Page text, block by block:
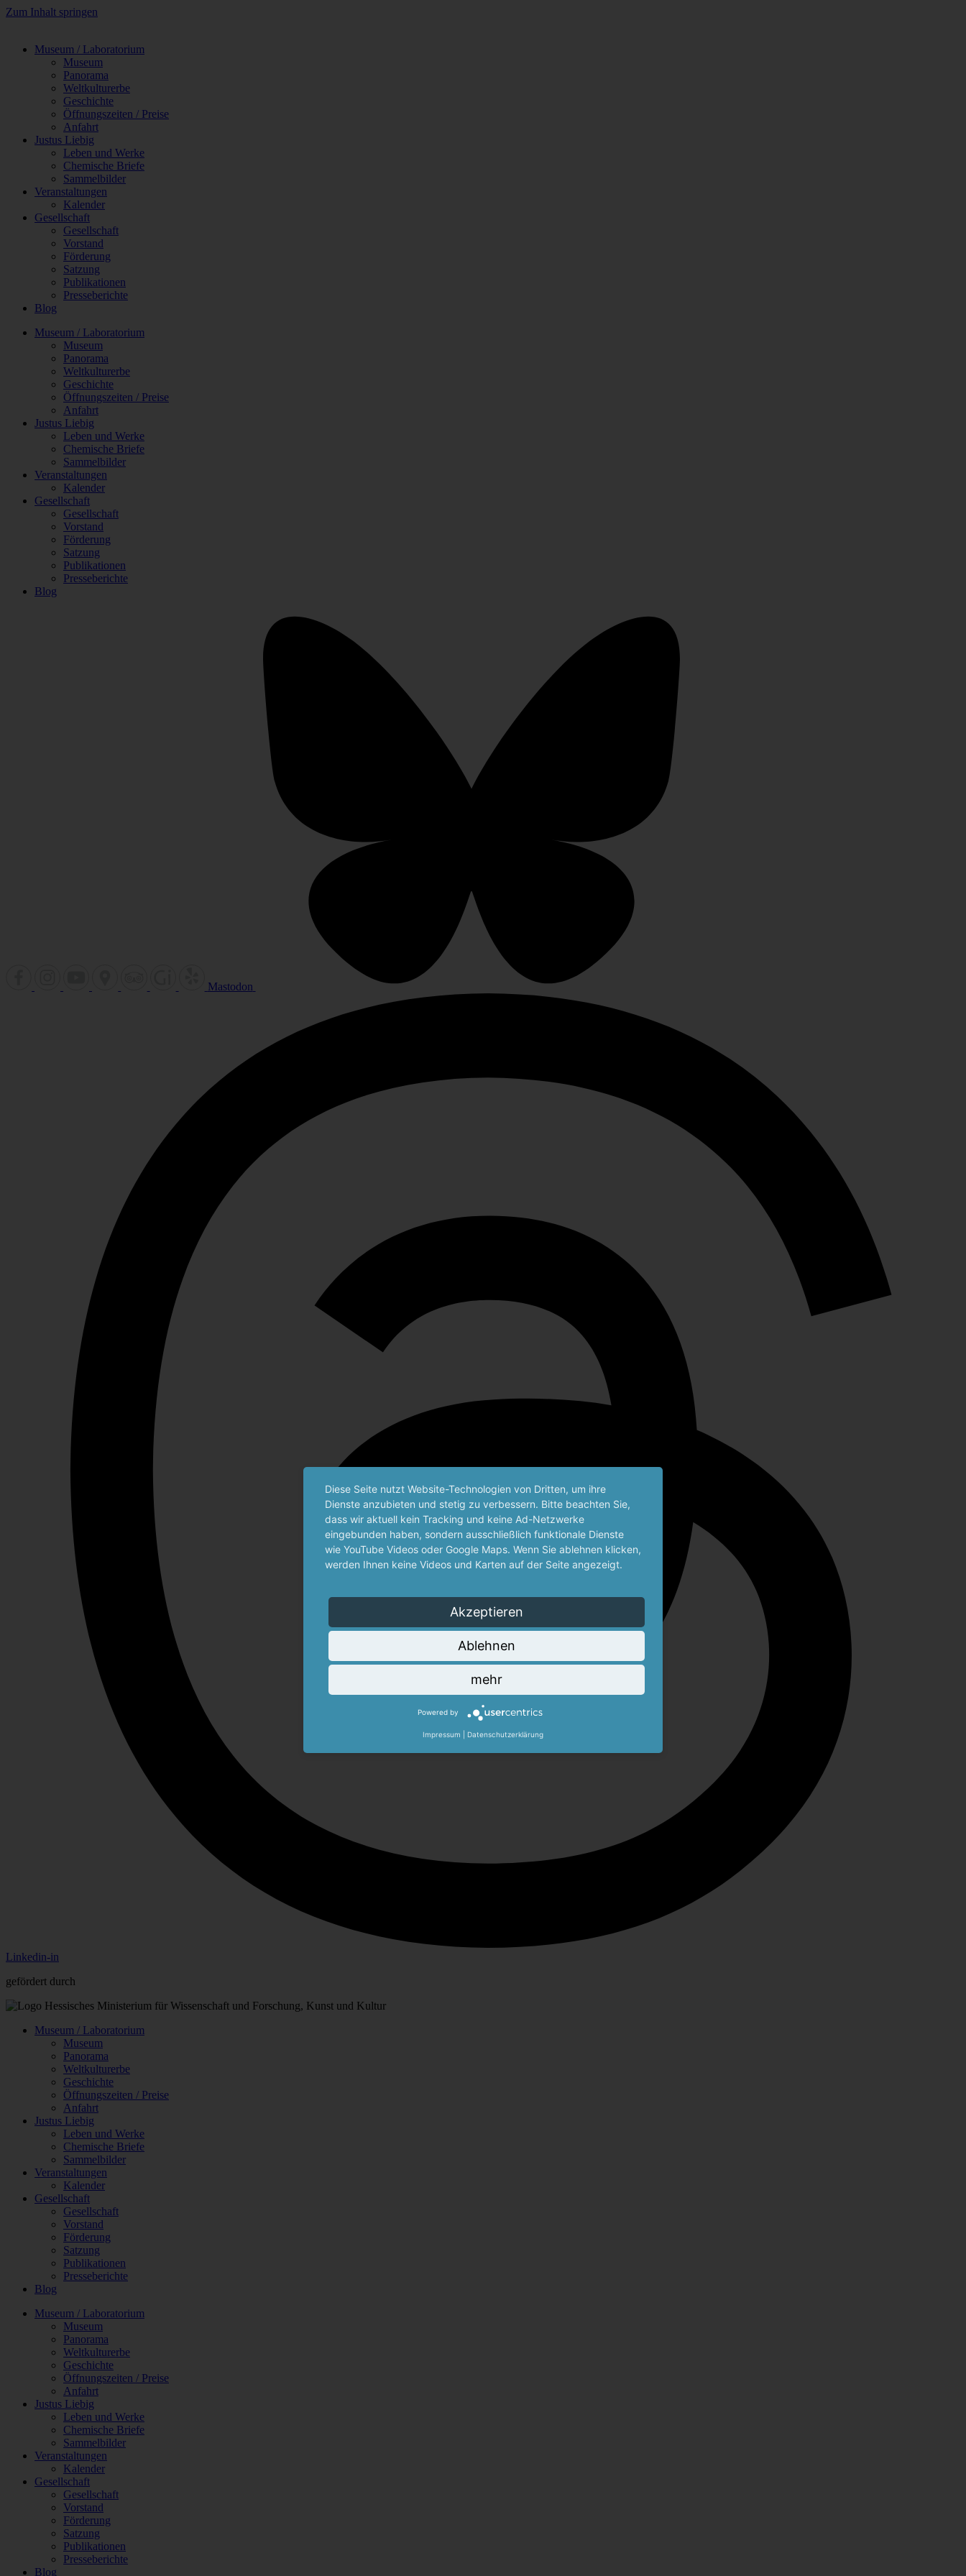
Zum Inhalt springen
Museum / Laboratorium
Museum
Panorama
Weltkulturerbe
Geschichte
Öffnungszeiten / Preise
Anfahrt
Justus Liebig
Leben und Werke
Chemische Briefe
Sammelbilder
Veranstaltungen
Kalender
Gesellschaft
Gesellschaft
Vorstand
Förderung
Satzung
Publikationen
Presseberichte
Blog
Museum / Laboratorium
Museum
Panorama
Weltkulturerbe
Geschichte
Öffnungszeiten / Preise
Anfahrt
Justus Liebig
Leben und Werke
Chemische Briefe
Sammelbilder
Veranstaltungen
Kalender
Gesellschaft
Gesellschaft
Vorstand
Förderung
Satzung
Publikationen
Presseberichte
Blog
Mastodon
Linkedin-in
gefördert durch
Museum / Laboratorium
Museum
Panorama
Weltkulturerbe
Geschichte
Öffnungszeiten / Preise
Anfahrt
Justus Liebig
Leben und Werke
Chemische Briefe
Sammelbilder
Veranstaltungen
Kalender
Gesellschaft
Gesellschaft
Vorstand
Förderung
Satzung
Publikationen
Presseberichte
Blog
Museum / Laboratorium
Museum
Panorama
Weltkulturerbe
Geschichte
Öffnungszeiten / Preise
Anfahrt
Justus Liebig
Leben und Werke
Chemische Briefe
Sammelbilder
Veranstaltungen
Kalender
Gesellschaft
Gesellschaft
Vorstand
Förderung
Satzung
Publikationen
Presseberichte
Blog
Diese Seite nutzt Website-Technologien von Dritten, um ihre
Dienste anzubieten und stetig zu verbessern. Bitte beachten Sie,
dass wir aktuell kein Tracking und keine Ad-Netzwerke
eingebunden haben, sondern ausschließlich funktionale Dienste
wie YouTube Videos oder Google Maps. Wenn Sie ablehnen klicken,
werden Ihnen keine Videos und Karten auf der Seite angezeigt.
Akzeptieren
Ablehnen
mehr
Powered by
Impressum Datenschutzerklärung